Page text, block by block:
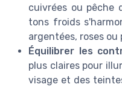
cuivrées ou pêche
tons froids
argentées, roses ou
Équilibrer les
plus claires pour
visage et des